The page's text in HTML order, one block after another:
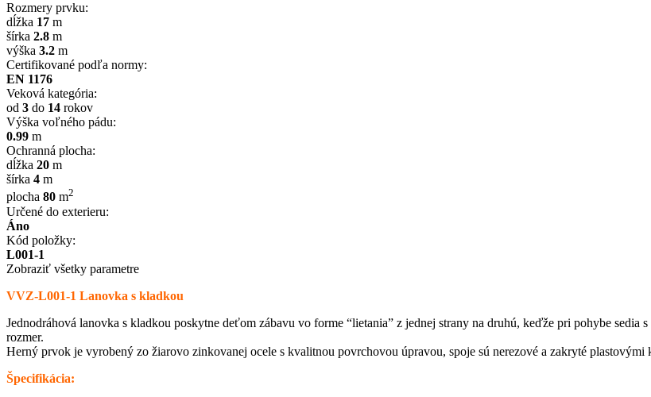
Rozmery prvku:
dĺžka 17 m
šírka 2.8 m
výška 3.2 m
Certifikované podľa normy:
EN 1176
Veková kategória:
od 3 do 14 rokov
Výška voľného pádu:
0.99 m
Ochranná plocha:
dĺžka 20 m
šírka 4 m
plocha 80 m2
Určené do exterieru:
Áno
Kód položky:
L001-1
Zobraziť všetky parametre
VVZ-L001-1 Lanovka s kladkou
Jednodráhová lanovka s kladkou poskytne deťom zábavu vo forme “lietania” z jednej strany na druhú, keďže pri pohybe
rozmer.
Herný prvok je vyrobený zo žiarovo zinkovanej ocele s kvalitnou povrchovou úpravou, spoje sú nerezové a zakryté plastovými
Špecifikácia: